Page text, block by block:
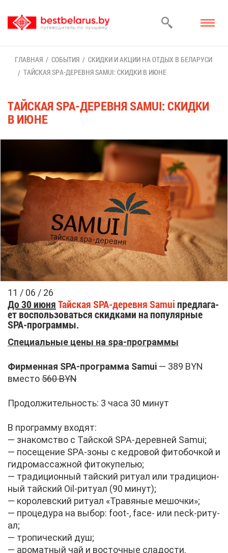
ГЛАВ­НАЯ СО­БЫ­ТИЯ
СКИД­КИ И АК­ЦИИ НА ОТ­ДЫХ В БЕ­ЛА­РУ­СИ
ТАЙ­СКАЯ SPA-ДЕ­РЕВ­НЯ SAMUI: СКИД­КИ В ИЮНЕ
ТАЙ­СКАЯ SPA-ДЕ­РЕВ­НЯ SAMUI: СКИД­КИ
В ИЮНЕ
11 / 06 / 26
До 30 июняТай­ская SPA-де­рев­ня Samuiпред­ла­га­
ет вос­поль­зо­вать­ся скид­ка­ми на по­пу­ляр­ные
SPA-про­грам­мы.
Спе­ци­аль­ные це­ны на spa-про­грам­мы
Фир­мен­ная SPA-про­грам­ма Samui — 389 BYN
вме­сто560 BYN
Про­дол­жи­тель­ность: 3 ча­са 30 ми­нут
В про­грам­му вхо­дят:
— зна­ком­ство с Тай­ской SPA-де­рев­ней Samui;
— по­се­ще­ние SPA-зо­ны с кед­ро­вой фи­то­боч­кой и
гид­ро­мас­саж­ной фи­то­ку­пе­лью;
— тра­ди­ци­он­ный тай­ский ри­ту­ал или тра­ди­ци­он­
ный тай­ский Oil-ри­ту­ал (90 ми­нут);
— ко­ро­лев­ский ри­ту­ал «Тра­вя­ные ме­шоч­ки»;
— про­це­ду­ра на вы­бор: foot-, face- или neck-ри­ту­
ал;
— тро­пи­че­ский душ;
— аро­мат­ный чай и во­сточ­ные сла­до­сти.